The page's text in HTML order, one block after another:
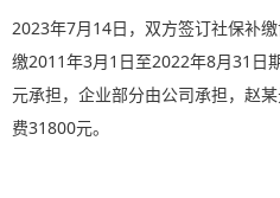
2023年7月14日，双方签订社保补
缴2011年3月1日至2022年8月31日
元承担，企业部分由公司承担，赵
费31800元。